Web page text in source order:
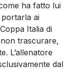
ha fatto lui
ai
Italia di
trascurare,
L’allenatore
dal